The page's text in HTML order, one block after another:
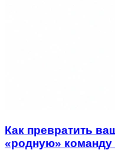
Как превратить
«родную» команду